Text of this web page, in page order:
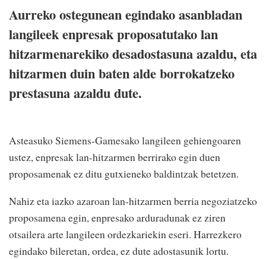
Aurreko ostegunean egindako asanbladan
langileek enpresak proposatutako lan
hitzarmenarekiko desadostasuna azaldu, eta
hitzarmen duin baten alde borrokatzeko
prestasuna azaldu dute.
Asteasuko Siemens-Gamesako langileen gehiengoaren
ustez, enpresak lan-hitzarmen berrirako egin duen
proposamenak ez ditu gutxieneko baldintzak betetzen.
Nahiz eta iazko azaroan lan-hitzarmen berria negoziatzeko
proposamena egin, enpresako arduradunak ez ziren
otsailera arte langileen ordezkariekin eseri. Harrezkero
egindako bileretan, ordea, ez dute adostasunik lortu.